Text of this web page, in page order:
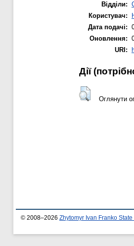
Відділи:
Користувач:
Дата подачі:
Оновлення:
URI:
Дії
Оглянути
© 2008–2026 Zhytomyr Ivan Franko